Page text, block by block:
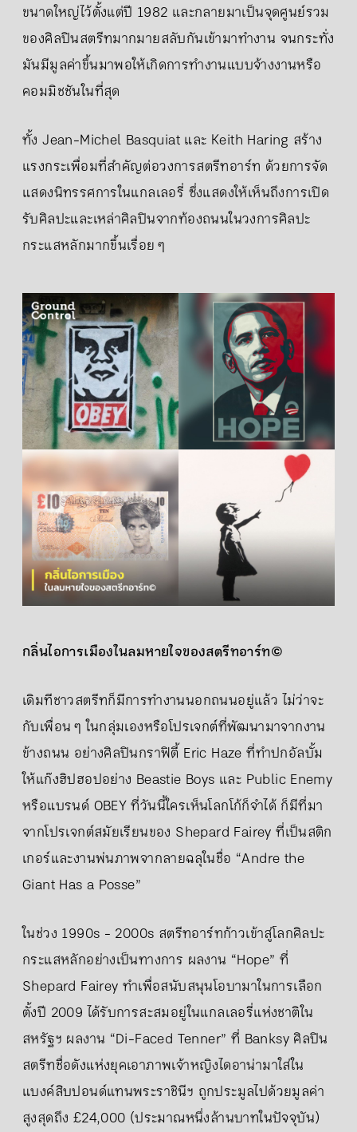
ขนาดใหญ่ไว้ตั้งแต่ปี 1982 และกลายมาเป็นจุดศูนย์รวม
ของศิลปินสตรีทมากมายสลับกันเข้ามาทำงาน จนกระทั่ง
มันมีมูลค่าขึ้นมาพอให้เกิดการทำงานแบบจ้างงานหรือ
คอมมิชชันในที่สุด
ทั้ง Jean-Michel Basquiat และ Keith Haring สร้าง
แรงกระเพื่อมที่สำคัญต่อวงการสตรีทอาร์ท ด้วยการจัด
แสดงนิทรรศการในแกลเลอรี่ ซึ่งแสดงให้เห็นถึงการเปิด
รับศิลปะและเหล่าศิลปินจากท้องถนนในวงการศิลปะ
กระแสหลักมากขึ้นเรื่อย ๆ
กลิ่นไอการเมืองในลมหายใจของสตรีทอาร์ท©
เดิมทีชาวสตรีทก็มีการทำงานนอกถนนอยู่แล้ว ไม่ว่าจะ
กับเพื่อน ๆ ในกลุ่มเองหรือโปรเจกต์ที่พัฒนามาจากงาน
ข้างถนน อย่างศิลปินกราฟิตี้ Eric Haze ที่ทำปกอัลบั้ม
ให้แก๊งฮิปฮอปอย่าง Beastie Boys และ Public Enemy
หรือแบรนด์ OBEY ที่วันนี้ใครเห็นโลกโก้ก็จำได้ ก็มีที่มา
จากโปรเจกต์สมัยเรียนของ Shepard Fairey ที่เป็นสติก
เกอร์และงานพ่นภาพจากลายฉลุในชื่อ “Andre the
Giant Has a Posse”
ในช่วง 1990s - 2000s สตรีทอาร์ทก้าวเข้าสู่โลกศิลปะ
กระแสหลักอย่างเป็นทางการ ผลงาน “Hope” ที่
Shepard Fairey ทำเพื่อสนับสนุนโอบามาในการเลือก
ตั้งปี 2009 ได้รับการสะสมอยู่ในแกลเลอรี่แห่งชาติใน
สหรัฐฯ ผลงาน “Di-Faced Tenner” ที่ Banksy ศิลปิน
สตรีทชื่อดังแห่งยุคเอาภาพเจ้าหญิงไดอาน่ามาใส่ใน
แบงค์สิบปอนด์แทนพระราชินีฯ ถูกประมูลไปด้วยมูลค่า
สูงสุดถึง £24,000 (ประมาณหนึ่งล้านบาทในปัจจุบัน)